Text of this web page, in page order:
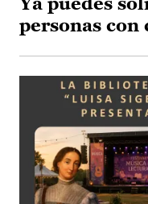
personas con